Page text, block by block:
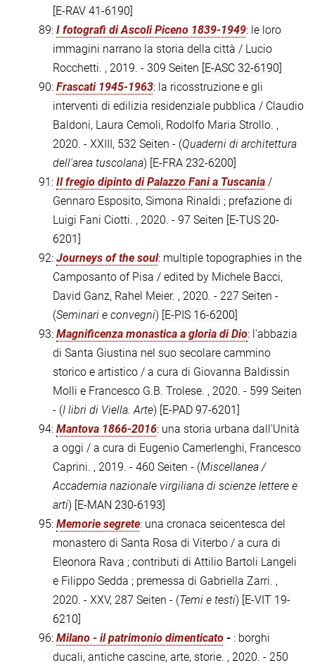
[E-RAV 41-6190]
89: I fotografi di Ascoli Piceno 1839-1949: le loro
immagini narrano la storia della città / Lucio
Rocchetti. , 2019. - 309 Seiten [E-ASC 32-6190]
90: Frascati 1945-1963: la ricosstruzione e gli
interventi di edilizia residenziale pubblica / Claudio
Baldoni, Laura Cemoli, Rodolfo Maria Strollo. ,
2020. - XXIII, 532 Seiten - (Quaderni di architettura
dell'area tuscolana) [E-FRA 232-6200]
91: Il fregio dipinto di Palazzo Fani a Tuscania /
Gennaro Esposito, Simona Rinaldi ; prefazione di
Luigi Fani Ciotti. , 2020. - 97 Seiten [E-TUS 20-
6201]
92: Journeys of the soul: multiple topographies in the
Camposanto of Pisa / edited by Michele Bacci,
David Ganz, Rahel Meier. , 2020. - 227 Seiten -
(Seminari e convegni) [E-PIS 16-6200]
93: Magnificenza monastica a gloria di Dio: l'abbazia
di Santa Giustina nel suo secolare cammino
storico e artistico / a cura di Giovanna Baldissin
Molli e Francesco G.B. Trolese. , 2020. - 599 Seiten
- (I libri di Viella. Arte) [E-PAD 97-6201]
94: Mantova 1866-2016: una storia urbana dall'Unità
a oggi / a cura di Eugenio Camerlenghi, Francesco
Caprini. , 2019. - 460 Seiten - (Miscellanea /
Accademia nazionale virgiliana di scienze lettere e
arti) [E-MAN 230-6193]
95: Memorie segrete: una cronaca seicentesca del
monastero di Santa Rosa di Viterbo / a cura di
Eleonora Rava ; contributi di Attilio Bartoli Langeli
e Filippo Sedda ; premessa di Gabriella Zarri. ,
2020. - XXV, 287 Seiten - (Temi e testi) [E-VIT 19-
6210]
96: Milano - il patrimonio dimenticato - : borghi
ducali, antiche cascine, arte, storie. , 2020. - 250